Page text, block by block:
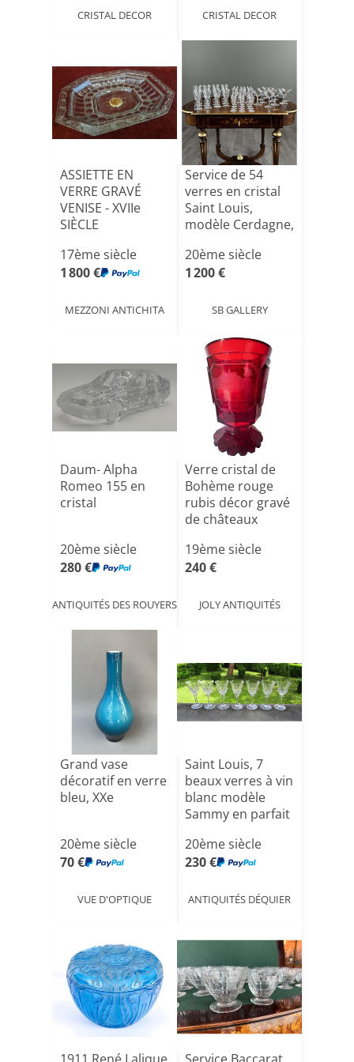
CRISTAL DECOR CRISTAL DECOR
ASSIETTE EN
VERRE GRAVÉ
VENISE - XVIIe
SIÈCLE
17ème siècle
1 800 €
MEZZONI ANTICHITA
Service de 54
verres en cristal
Saint Louis,
modèle Cerdagne,
20ème siècle
1 200 €
SB GALLERY
Daum- Alpha
Romeo 155 en
cristal
20ème siècle
280 €
ANTIQUITÉS DES ROUYERS
Verre cristal de
Bohème rouge
rubis décor gravé
de châteaux
19ème siècle
240 €
JOLY ANTIQUITÉS
Grand vase
décoratif en verre
bleu, XXe
20ème siècle
70 €
VUE D'OPTIQUE
Saint Louis, 7
beaux verres à vin
blanc modèle
Sammy en parfait
20ème siècle
230 €
ANTIQUITÉS DÉQUIER